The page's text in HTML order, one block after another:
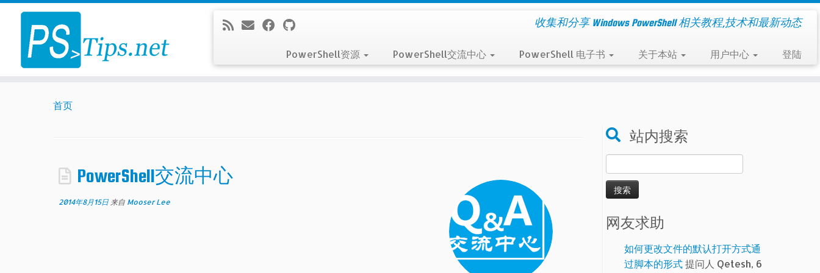
Skip
content
收集和分享 Windows PowerShell 相关教程,技术和最新动态
PowerShell资源 PowerShell交流中心 PowerShell 电子书 关于本站 用户中心 登陆
首页
PowerShell交流中心
2014年8月15日 来自 Mooser Lee
站内搜索
索：
网友求助
如何更改文件的默认打开方式通
过脚本的形式提问人 Qetesh, 6